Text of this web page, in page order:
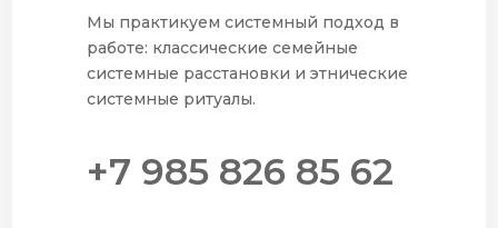
Мы практикуем системный подход в
работе: классические семейные
системные расстановки и этнические
системные ритуалы.
+7 985 826 85 62